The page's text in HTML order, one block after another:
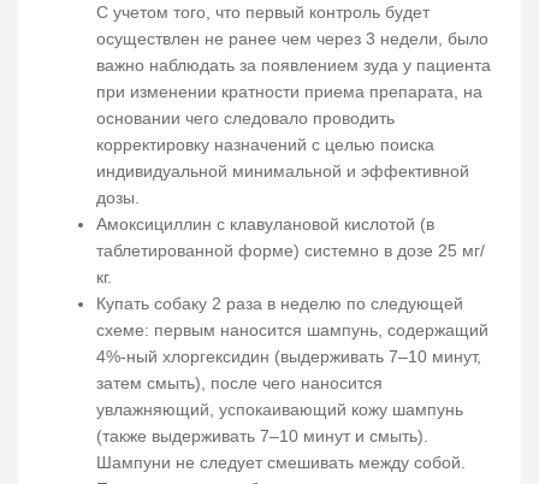
С учетом того, что первый контроль будет
осуществлен не ранее чем через 3 недели, было
важно наблюдать за появлением зуда у пациента
при изменении кратности приема препарата, на
основании чего следовало проводить
корректировку назначений с целью поиска
индивидуальной минимальной и эффективной
дозы.
Амоксициллин с клавулановой кислотой (в
таблетированной форме) системно в дозе 25 мг/
кг.
Купать собаку 2 раза в неделю по следующей
схеме: первым наносится шампунь, содержащий
4%-ный хлоргексидин (выдерживать 7–10 минут,
затем смыть), после чего наносится
увлажняющий, успокаивающий кожу шампунь
(также выдерживать 7–10 минут и смыть).
Шампуни не следует смешивать между собой.